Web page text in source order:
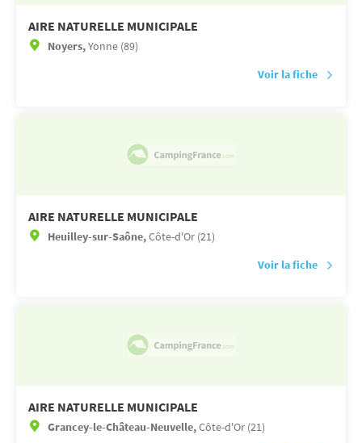
AIRE NATURELLE MUNICIPALE
Noyers,Yonne (89)
Voir la fiche
AIRE NATURELLE MUNICIPALE
Heuilley-sur-Saône,Côte-d'Or (21)
Voir la fiche
AIRE NATURELLE MUNICIPALE
Grancey-le-Château-Neuvelle,Côte-d'Or (21)